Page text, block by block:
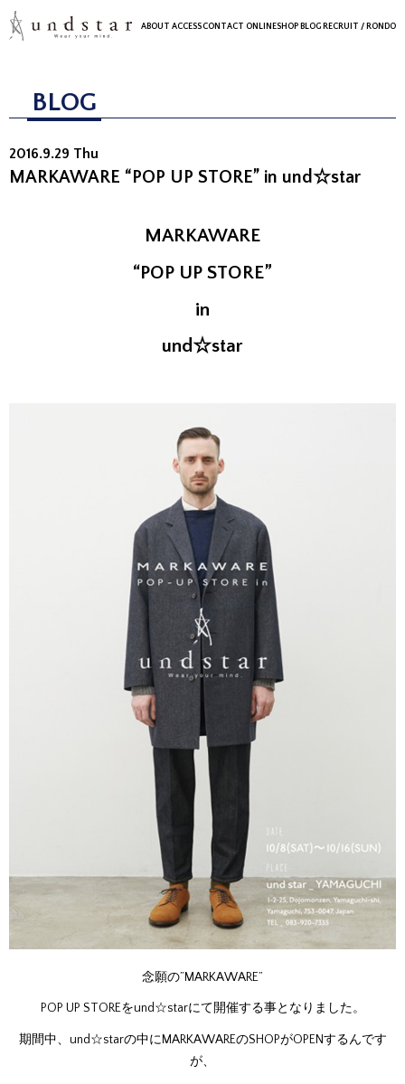
ABOUT ACCESSCONTACT ONLINESHOP BLOG RECRUIT / RONDO
BLOG
2016.9.29 Thu
MARKAWARE “POP UP STORE” in und☆star
MARKAWARE
“POP UP STORE”
in
und☆star
念願の”MARKAWARE”
POP UP STOREをund☆starにて開催する事となりました。
期間中、und☆starの中にMARKAWAREのSHOPがOPENするんです
が、